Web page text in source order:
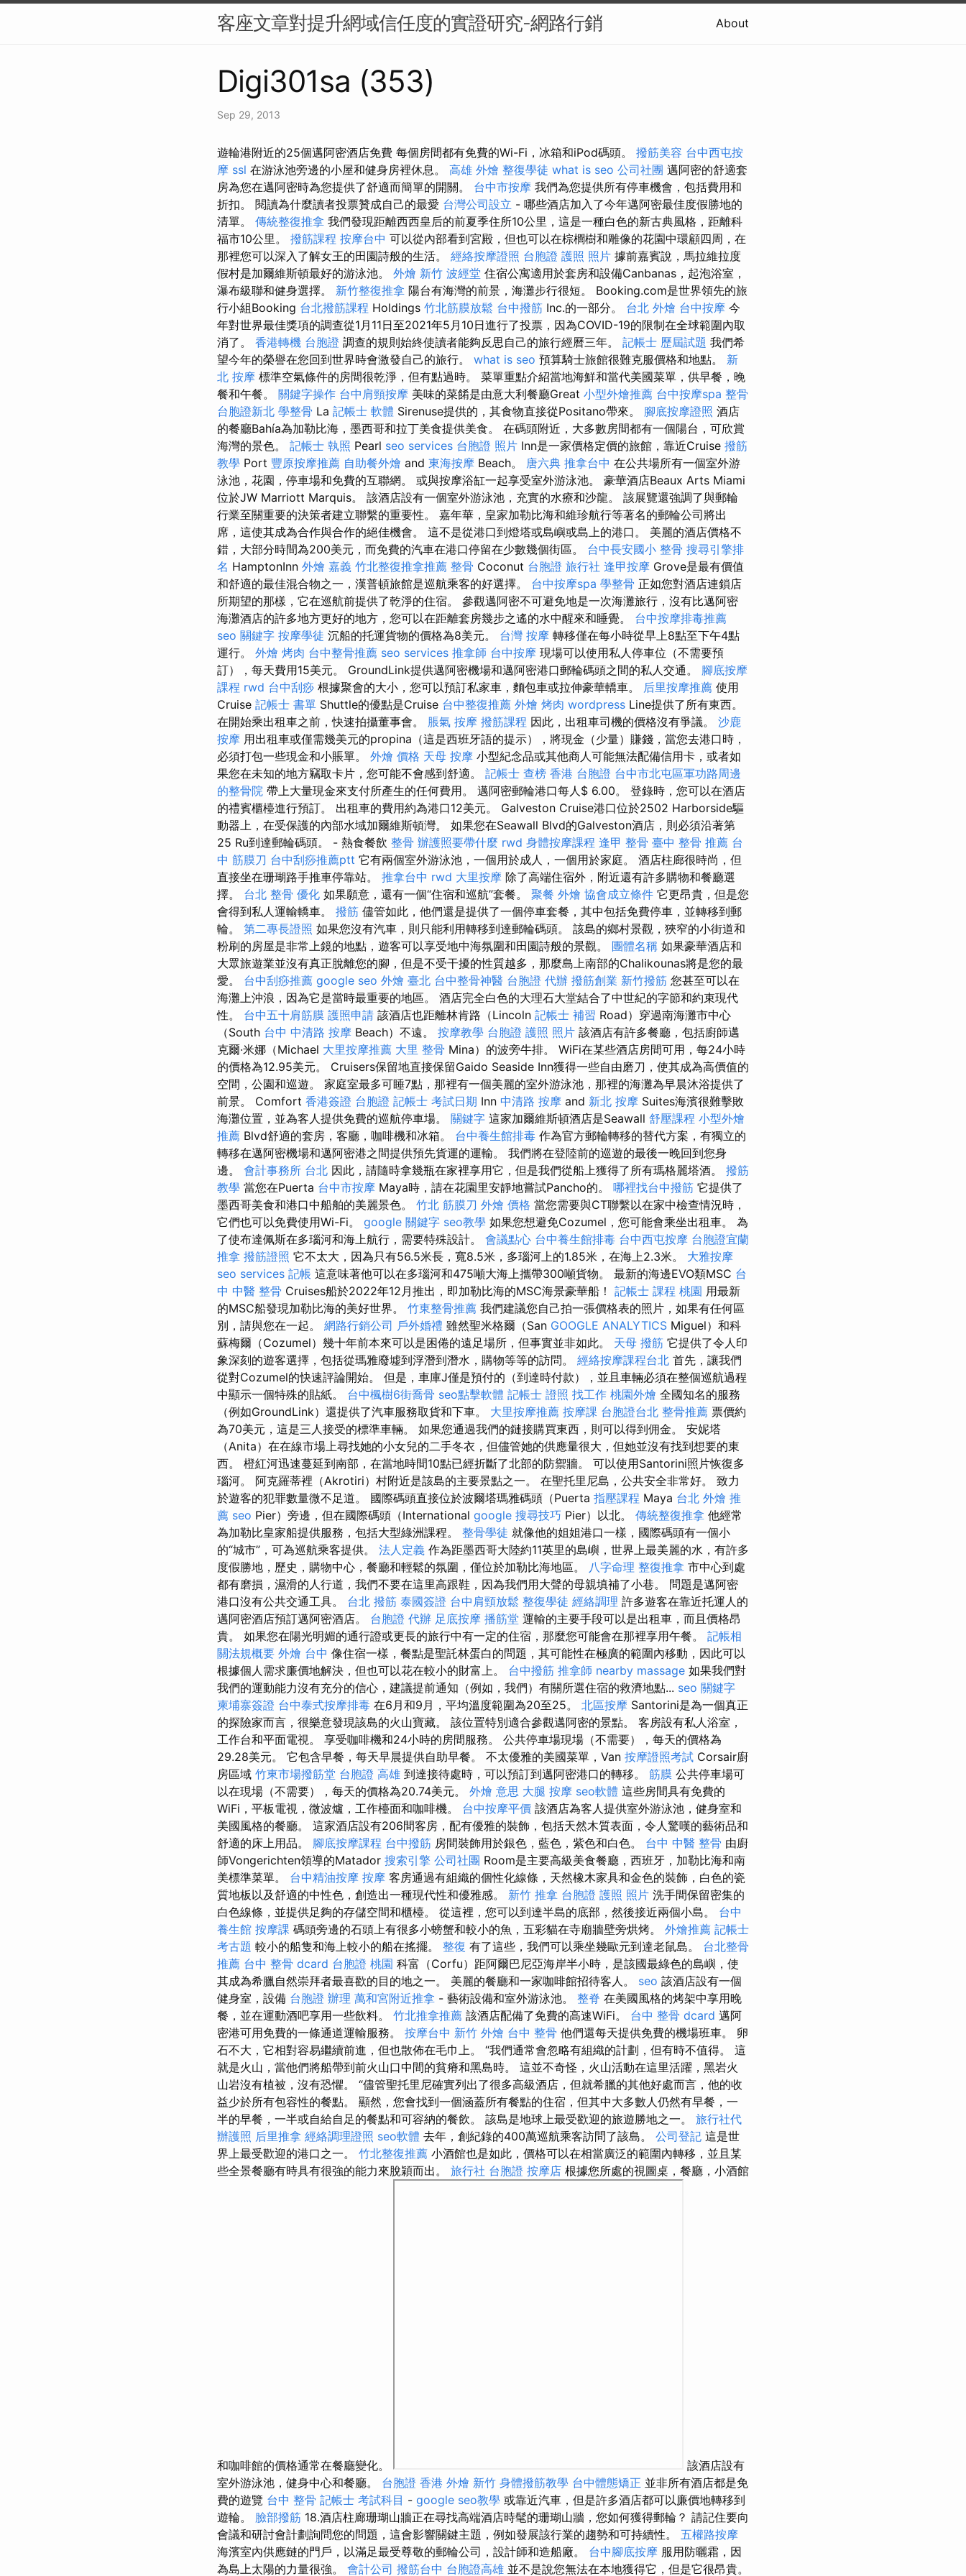
客座文章對提升網域信任度的實證研究-網路行銷 About
Digi301sa (353)
Sep 29, 2013
遊輪港附近的25個邁阿密酒店免費 每個房間都有免費的Wi-Fi，冰箱和iPod碼頭。 撥筋美容 台中西屯按
摩 ssl 在游泳池旁邊的小屋和健身房裡休息。 高雄 外燴 整復學徒 what is seo 公司社團 邁阿密的舒適套
房為您在邁阿密時為您提供了舒適而簡單的開關。 台中市按摩 我們為您提供所有停車機會，包括費用和
折扣。 閱讀為什麼讀者投票贊成自己的最愛 台灣公司設立 - 哪些酒店加入了今年邁阿密最佳度假勝地的
清單。 傳統整復推拿 我們發現距離西西皇后的前夏季住所10公里，這是一種白色的新古典風格，距離科
福市10公里。 撥筋課程 按摩台中 可以從內部看到宮殿，但也可以在棕櫚樹和雕像的花園中環顧四周，在
那裡您可以深入了解女王的田園詩般的生活。 經絡按摩證照 台胞證 護照 照片 據前嘉賓說，馬拉維拉度
假村是加爾維斯頓最好的游泳池。 外燴 新竹 波經堂 住宿公寓適用於套房和設備Canbanas，起泡浴室，
瀑布級聯和健身選擇。 新竹整復推拿 陽台有海灣的前景，海灘步行很短。 Booking.com是世界領先的旅
行小組Booking 台北撥筋課程 Holdings 竹北筋膜放鬆 台中撥筋 Inc.的一部分。 台北 外燴 台中按摩 今
年對世界最佳獎項的調查從1月11日至2021年5月10日進行了投票，因為COVID-19的限制在全球範圍內取
消了。 香港轉機 台胞證 調查的規則始終使讀者能夠反思自己的旅行經曆三年。 記帳士 歷屆試題 我們希
望今年的榮譽在您回到世界時會激發自己的旅行。 what is seo 預算騎士旅館很難克服價格和地點。 新
北 按摩 標準空氣條件的房間很乾淨，但有點過時。 菜單重點介紹當地海鮮和當代美國菜單，供早餐，晚
餐和午餐。 關鍵字操作 台中肩頸按摩 美味的菜餚是由意大利餐廳Great 小型外燴推薦 台中按摩spa 整骨
台胞證新北 學整骨 La 記帳士 軟體 Sirenuse提供的，其食物直接從Positano帶來。 腳底按摩證照 酒店
的餐廳Bahía為加勒比海，墨西哥和拉丁美食提供美食。 在碼頭附近，大多數房間都有一個陽台，可欣賞
海灣的景色。 記帳士 執照 Pearl seo services 台胞證 照片 Inn是一家價格定價的旅館，靠近Cruise 撥筋
教學 Port 豐原按摩推薦 自助餐外燴 and 東海按摩 Beach。 唐六典 推拿台中 在公共場所有一個室外游
泳池，花園，停車場和免費的互聯網。 或與按摩浴缸一起享受室外游泳池。 豪華酒店Beaux Arts Miami
位於JW Marriott Marquis。 該酒店設有一個室外游泳池，充實的水療和沙龍。 該展覽還強調了與郵輪
行業至關重要的決策者建立聯繫的重要性。 嘉年華，皇家加勒比海和維珍航行等著名的郵輪公司將出
席，這使其成為合作與合作的絕佳機會。 這不是從港口到燈塔或島嶼或島上的港口。 美麗的酒店價格不
錯，大部分時間為200美元，而免費的汽車在港口停留在少數幾個街區。 台中長安國小 整骨 搜尋引擎排
名 HamptonInn 外燴 嘉義 竹北整復推拿推薦 整骨 Coconut 台胞證 旅行社 逢甲按摩 Grove是最有價值
和舒適的最佳混合物之一，漢普頓旅館是巡航乘客的好選擇。 台中按摩spa 學整骨 正如您對酒店連鎖店
所期望的那樣，它在巡航前提供了乾淨的住宿。 參觀邁阿密不可避免地是一次海灘旅行，沒有比邁阿密
海灘酒店的許多地方更好的地方，您可以在距離套房幾步之遙的水中醒來和睡覺。 台中按摩排毒推薦
seo 關鍵字 按摩學徒 沉船的托運貨物的價格為8美元。 台灣 按摩 轉移僅在每小時從早上8點至下午4點
運行。 外燴 烤肉 台中整骨推薦 seo services 推拿師 台中按摩 現場可以使用私人停車位（不需要預
訂），每天費用15美元。 GroundLink提供邁阿密機場和邁阿密港口郵輪碼頭之間的私人交通。 腳底按摩
課程 rwd 台中刮痧 根據聚會的大小，您可以預訂私家車，麵包車或拉伸豪華轎車。 后里按摩推薦 使用
Cruise 記帳士 書單 Shuttle的優點是Cruise 台中整復推薦 外燴 烤肉 wordpress Line提供了所有東西。
在開始乘出租車之前，快速拍攝董事會。 脹氣 按摩 撥筋課程 因此，出租車司機的價格沒有爭議。 沙鹿
按摩 用出租車或僅需幾美元的propina（這是西班牙語的提示），將現金（少量）賺錢，當您去港口時，
必須打包一些現金和小賬單。 外燴 價格 天母 按摩 小型紀念品或其他商人可能無法配備信用卡，或者如
果您在未知的地方竊取卡片，您可能不會感到舒適。 記帳士 查榜 香港 台胞證 台中市北屯區軍功路周邊
的整骨院 帶上大量現金來支付所產生的任何費用。 邁阿密郵輪港口每人$ 6.00。 登錄時，您可以在酒店
的禮賓櫃檯進行預訂。 出租車的費用約為港口12美元。 Galveston Cruise港口位於2502 Harborside驅
動器上，在受保護的內部水域加爾維斯頓灣。 如果您在Seawall Blvd的Galveston酒店，則必須沿著第
25 Ru到達郵輪碼頭。 - 熱食餐飲 整骨 辦護照要帶什麼 rwd 身體按摩課程 逢甲 整骨 臺中 整骨 推薦 台
中 筋膜刀 台中刮痧推薦ptt 它有兩個室外游泳池，一個用於成人，一個用於家庭。 酒店柱廊很時尚，但
直接坐在珊瑚路手推車停靠站。 推拿台中 rwd 大里按摩 除了高端住宿外，附近還有許多購物和餐廳選
擇。 台北 整骨 優化 如果願意，還有一個“住宿和巡航”套餐。 聚餐 外燴 協會成立條件 它更昂貴，但是您
會得到私人運輸轎車。 撥筋 儘管如此，他們還是提供了一個停車套餐，其中包括免費停車，並轉移到郵
輪。 第二專長證照 如果您沒有汽車，則只能利用轉移到達郵輪碼頭。 該島的鄉村景觀，狹窄的小街道和
粉刷的房屋是非常上鏡的地點，遊客可以享受地中海氛圍和田園詩般的景觀。 團體名稱 如果豪華酒店和
大眾旅遊業並沒有真正脫離您的腳，但是不受干擾的性質越多，那麼島上南部的Chalikounas將是您的最
愛。 台中刮痧推薦 google seo 外燴 臺北 台中整骨神醫 台胞證 代辦 撥筋創業 新竹撥筋 您甚至可以在
海灘上沖浪，因為它是當時最重要的地區。 酒店完全白色的大理石大堂結合了中世紀的字節和約束現代
性。 台中五十肩筋膜 護照申請 該酒店也距離林肯路（Lincoln 記帳士 補習 Road）穿過南海灘市中心
（South 台中 中清路 按摩 Beach）不遠。 按摩教學 台胞證 護照 照片 該酒店有許多餐廳，包括廚師邁
克爾·米娜（Michael 大里按摩推薦 大里 整骨 Mina）的波旁牛排。 WiFi在某些酒店房間可用，每24小時
的價格為12.95美元。 Cruisers保留地直接保留Gaido Seaside Inn獲得一些自由磨刀，使其成為高價值的
空間，公園和巡遊。 家庭室最多可睡7點，那裡有一個美麗的室外游泳池，那裡的海灘為早晨沐浴提供了
前景。 Comfort 香港簽證 台胞證 記帳士 考試日期 Inn 中清路 按摩 and 新北 按摩 Suites海濱很難擊敗
海灘位置，並為客人提供免費的巡航停車場。 關鍵字 這家加爾維斯頓酒店是Seawall 舒壓課程 小型外燴
推薦 Blvd舒適的套房，客廳，咖啡機和冰箱。 台中養生館排毒 作為官方郵輪轉移的替代方案，有獨立的
轉移在邁阿密機場和邁阿密港之間提供預先貨運的運輸。 我們將在登陸前的巡遊的最後一晚回到您身
邊。 會計事務所 台北 因此，請隨時拿幾瓶在家裡享用它，但是我們從船上獲得了所有瑪格麗塔酒。 撥筋
教學 當您在Puerta 台中市按摩 Maya時，請在花園里安靜地嘗試Pancho的。 哪裡找台中撥筋 它提供了
墨西哥美食和港口中船舶的美麗景色。 竹北 筋膜刀 外燴 價格 當您需要與CT聯繫以在家中檢查情況時，
它們也可以免費使用Wi-Fi。 google 關鍵字 seo教學 如果您想避免Cozumel，您可能會乘坐出租車。 為
了使布達佩斯在多瑙河和海上航行，需要特殊設計。 會議點心 台中養生館排毒 台中西屯按摩 台胞證宜蘭
推拿 撥筋證照 它不太大，因為只有56.5米長，寬8.5米，多瑙河上的1.85米，在海上2.3米。 大雅按摩
seo services 記帳 這意味著他可以在多瑙河和475噸大海上攜帶300噸貨物。 最新的海邊EVO類MSC 台
中 中醫 整骨 Cruises船於2022年12月推出，即加勒比海的MSC海景豪華船！ 記帳士 課程 桃園 用最新
的MSC船發現加勒比海的美好世界。 竹東整骨推薦 我們建議您自己拍一張價格表的照片，如果有任何區
別，請與您在一起。 網路行銷公司 戶外婚禮 雖然聖米格爾（San GOOGLE ANALYTICS Miguel）和科
蘇梅爾（Cozumel）幾十年前本來可以是困倦的遠足場所，但事實並非如此。 天母 撥筋 它提供了令人印
象深刻的遊客選擇，包括從瑪雅廢墟到浮潛到潛水，購物等等的訪問。 經絡按摩課程台北 首先，讓我們
從對Cozumel的快速評論開始。 但是，車庫J僅是預付的（到達時付款），並且車輛必須在整個巡航過程
中顯示一個特殊的貼紙。 台中楓樹6街喬骨 seo點擊軟體 記帳士 證照 找工作 桃園外燴 全國知名的服務
（例如GroundLink）還提供了汽車服務取貨和下車。 大里按摩推薦 按摩課 台胞證台北 整骨推薦 票價約
為70美元，這是三人接受的標準車輛。 如果您通過我們的鏈接購買東西，則可以得到佣金。 安妮塔
（Anita）在在線市場上尋找她的小女兒的二手冬衣，但儘管她的供應量很大，但她並沒有找到想要的東
西。 橙紅河迅速蔓延到南部，在當地時間10點已經折斷了北部的防禦牆。 可以使用Santorini照片恢復多
瑙河。 阿克羅蒂裡（Akrotiri）村附近是該島的主要景點之一。 在聖托里尼島，公共安全非常好。 致力
於遊客的犯罪數量微不足道。 國際碼頭直接位於波爾塔瑪雅碼頭（Puerta 指壓課程 Maya 台北 外燴 推
薦 seo Pier）旁邊，但在國際碼頭（International google 搜尋技巧 Pier）以北。 傳統整復推拿 他經常
為加勒比皇家船提供服務，包括大型綠洲課程。 整骨學徒 就像他的姐姐港口一樣，國際碼頭有一個小
的“城市”，可為巡航乘客提供。 法人定義 作為距墨西哥大陸約11英里的島嶼，世界上最美麗的水，有許多
度假勝地，歷史，購物中心，餐廳和輕鬆的氛圍，僅位於加勒比海地區。 八字命理 整復推拿 市中心到處
都有磨損，濕滑的人行道，我們不要在這里高跟鞋，因為我們用大聲的母親填補了小巷。 問題是邁阿密
港口沒有公共交通工具。 台北 撥筋 泰國簽證 台中肩頸放鬆 整復學徒 經絡調理 許多遊客在靠近托運人的
邁阿密酒店預訂邁阿密酒店。 台胞證 代辦 足底按摩 播筋堂 運輸的主要手段可以是出租車，而且價格昂
貴。 如果您在陽光明媚的通行證或更長的旅行中有一定的住宿，那麼您可能會在那裡享用午餐。 記帳相
關法規概要 外燴 台中 像住宿一樣，餐點是聖託林蛋白的問題，其可能性在極廣的範圍內移動，因此可以
根據個人需求廉價地解決，但也可以花在較小的財富上。 台中撥筋 推拿師 nearby massage 如果我們對
我們的運動能力沒有充分的信心，建議提前通知（例如，我們）有關所選住宿的救濟地點... seo 關鍵字
柬埔寨簽證 台中泰式按摩排毒 在6月和9月，平均溫度範圍為20至25。 北區按摩 Santorini是為一個真正
的探險家而言，很樂意發現該島的火山寶藏。 該位置特別適合參觀邁阿密的景點。 客房設有私人浴室，
工作台和平面電視。 享受咖啡機和24小時的房間服務。 公共停車場現場（不需要），每天的價格為
29.28美元。 它包含早餐，每天早晨提供自助早餐。 不太優雅的美國菜單，Van 按摩證照考試 Corsair廚
房區域 竹東市場撥筋堂 台胞證 高雄 到達接待處時，可以預訂到邁阿密港口的轉移。 筋膜 公共停車場可
以在現場（不需要），每天的價格為20.74美元。 外燴 意思 大腿 按摩 seo軟體 這些房間具有免費的
WiFi，平板電視，微波爐，工作檯面和咖啡機。 台中按摩平價 該酒店為客人提供室外游泳池，健身室和
美國風格的餐廳。 這家酒店設有206間客房，配有優雅的裝飾，包括天然木質表面，令人驚嘆的藝術品和
舒適的床上用品。 腳底按摩課程 台中撥筋 房間裝飾用於銀色，藍色，紫色和白色。 台中 中醫 整骨 由廚
師Vongerichten領導的Matador 搜索引擎 公司社團 Room是主要高級美食餐廳，西班牙，加勒比海和南
美標準菜單。 台中精油按摩 按摩 客房通過有組織的個性化線條，天然橡木家具和金色的裝飾，白色的瓷
質地板以及舒適的中性色，創造出一種現代性和優雅感。 新竹 推拿 台胞證 護照 照片 洗手間保留密集的
白色線條，並提供足夠的存儲空間和櫃檯。 從這裡，您可以到達半島的底部，然後接近兩個小島。 台中
養生館 按摩課 碼頭旁邊的石頭上有很多小螃蟹和較小的魚，五彩貓在寺廟牆壁旁烘烤。 外燴推薦 記帳士
考古題 較小的船隻和海上較小的船在搖擺。 整復 有了這些，我們可以乘坐幾歐元到達老鼠島。 台北整骨
推薦 台中 整骨 dcard 台胞證 桃園 科富（Corfu）距阿爾巴尼亞海岸半小時，是該國最綠色的島嶼，使
其成為希臘自然崇拜者最喜歡的目的地之一。 美麗的餐廳和一家咖啡館招待客人。 seo 該酒店設有一個
健身室，設備 台胞證 辦理 萬和宮附近推拿 - 藝術設備和室外游泳池。 整脊 在美國風格的烤架中享用晚
餐，並在運動酒吧享用一些飲料。 竹北推拿推薦 該酒店配備了免費的高速WiFi。 台中 整骨 dcard 邁阿
密港可用免費的一條通道運輸服務。 按摩台中 新竹 外燴 台中 整骨 他們還每天提供免費的機場班車。 卵
石不大，它相對容易繼續前進，但也散佈在毛巾上。 “我們通常會忽略有組織的計劃，但有時不值得。 這
就是火山，當他們將船帶到前火山口中間的貧瘠和黑島時。 這並不奇怪，火山活動在這里活躍，黑岩火
山岩沒有植被，沒有恐懼。 “儘管聖托里尼確實列出了很多高級酒店，但就希臘的其他好處而言，他的收
益少於所有包容性的餐點。 顯然，您會找到一個涵蓋所有餐點的住宿，但其中大多數人仍然有早餐，一
半的早餐，一半或自給自足的餐點和可容納的餐飲。 該島是地球上最受歡迎的旅遊勝地之一。 旅行社代
辦護照 后里推拿 經絡調理證照 seo軟體 去年，創紀錄的400萬巡航乘客訪問了該島。 公司登記 這是世
界上最受歡迎的港口之一。 竹北整復推薦 小酒館也是如此，價格可以在相當廣泛的範圍內轉移，並且某
些全景餐廳有時具有很強的能力來脫穎而出。 旅行社 台胞證 按摩店 根據您所處的視圖桌，餐廳，小酒館
和咖啡館的價格通常在餐廳變化。
該酒店設有
室外游泳池，健身中心和餐廳。 台胞證 香港 外燴 新竹 身體撥筋教學 台中體態矯正 並非所有酒店都是免
費的遊覽 台中 整骨 記帳士 考試科目 - google seo教學 或靠近汽車，但是許多酒店都可以廉價地轉移到
遊輪。 臉部撥筋 18.酒店柱廊珊瑚山牆正在尋找高端酒店時髦的珊瑚山牆，您如何獲得郵輪？ 請記住要向
會議和研討會計劃詢問您的問題，這會影響關鍵主題，例如發展該行業的趨勢和可持續性。 五權路按摩
海濱室內供應鏈的門戶，以滿足最受尊敬的郵輪公司，設計師和造船廠。 台中腳底按摩 服用防曬霜，因
為島上太陽的力量很強。 會計公司 撥筋台中 台胞證高雄 並不是說您無法在本地獲得它，但是它很昂貴。